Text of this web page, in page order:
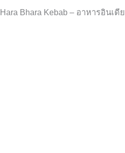
Hara Bhara Kebab – อาหารอินเดีย